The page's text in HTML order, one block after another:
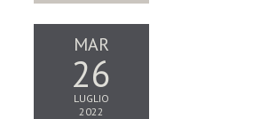
MAR
26
LUGLIO
2022